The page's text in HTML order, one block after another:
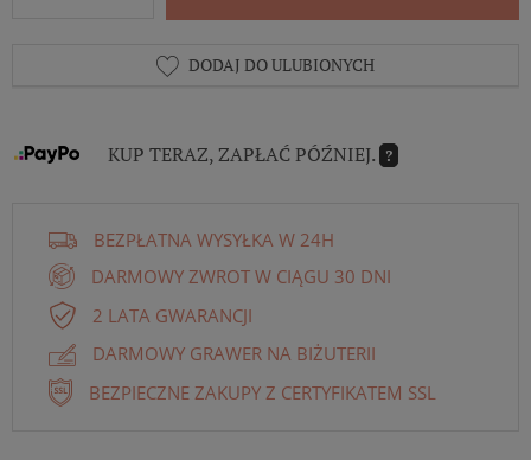
DODAJ DO ULUBIONYCH
KUP TERAZ, ZAPŁAĆ PÓŹNIEJ. ?
BEZPŁATNA WYSYŁKA W 24H
DARMOWY ZWROT W CIĄGU 30 DNI
2 LATA GWARANCJI
DARMOWY GRAWER NA BIŻUTERII
BEZPIECZNE ZAKUPY Z CERTYFIKATEM SSL